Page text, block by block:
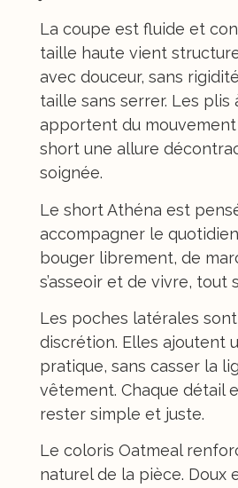
La coupe est fluide et
taille haute vient
avec douceur, sans
taille sans serrer. Les plis
apportent du
short une allure
soignée.
Le short Athéna est
accompagner le
bouger librement, de
s’asseoir et de vivre, tout
Les poches latérales
discrétion. Elles ajoutent
pratique, sans casser la
vêtement. Chaque détail
rester simple et juste.
Le coloris Oatmeal
naturel de la pièce. Doux